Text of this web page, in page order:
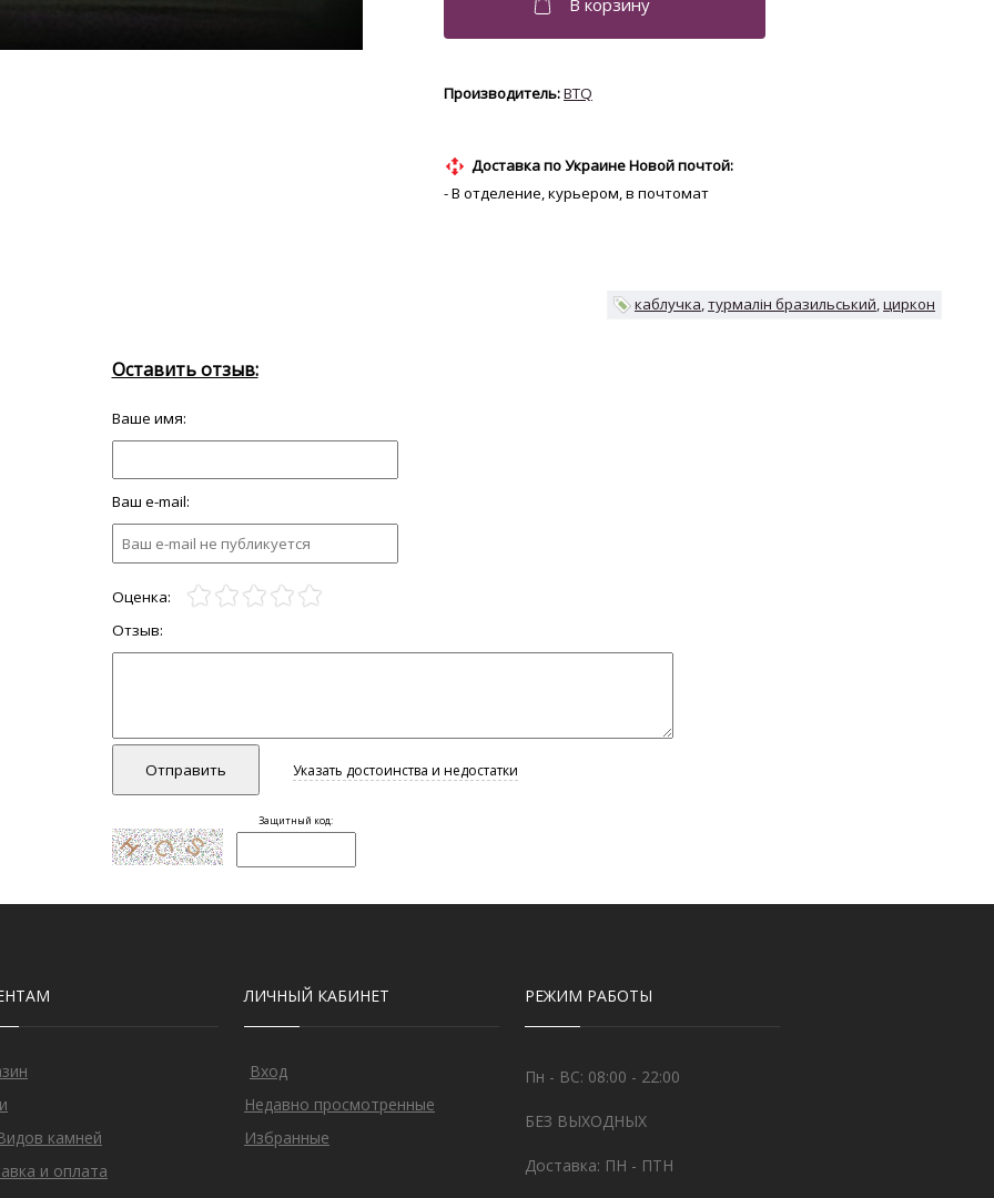
BTQ
Доставка по Украине Новой почтой:
- В отделение, курьером, в почтомат
каблучка турмалін бразильський циркон
камней
и оплата
ЛИЧНЫЙ КАБИНЕТ
Вход
Недавно просмотренные
Избранные
РЕЖИМ РАБОТЫ
Пн - ВС: 08:00 - 22:00
БЕЗ ВЫХОДНЫХ
Доставка: ПН - ПТН